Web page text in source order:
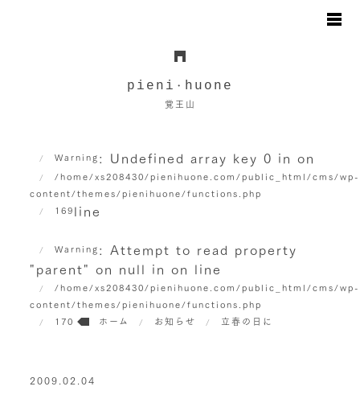
pieni ・huone
覚王山
Warning : Undefined array key 0 in
/home/xs208430/pienihuone.com/public_html/cms/wp-
content/themes/pienihuone/functions.php
on
line
169
Warning : Attempt to read property
"parent" on null in
/home/xs208430/pienihuone.com/public_html/cms/wp-
content/themes/pienihuone/functions.php
on line
170 ホーム お知らせ 立春の日に
2009.02.04